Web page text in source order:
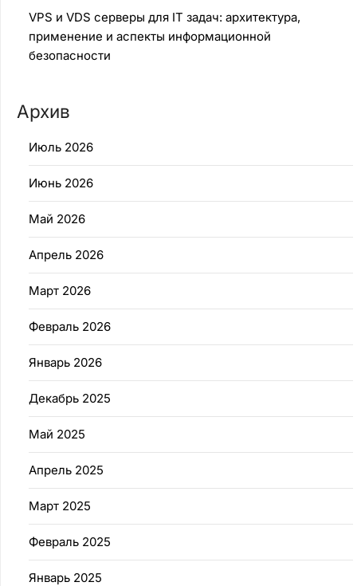
VPS и VDS серверы для IT задач: архитектура,
применение и аспекты информационной
безопасности
Архив
Июль 2026
Июнь 2026
Май 2026
Апрель 2026
Март 2026
Февраль 2026
Январь 2026
Декабрь 2025
Май 2025
Апрель 2025
Март 2025
Февраль 2025
Январь 2025